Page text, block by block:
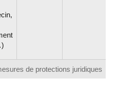
de protections juridiques